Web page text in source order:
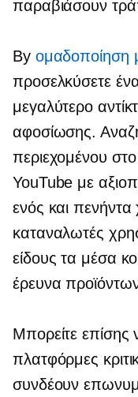
παραβιάσουν
By ομαδοποίηση
προσελκύσετε ένα
μεγαλύτερο
αφοσίωσης.
περιεχομένου
YouTube με
ενός και
καταναλωτές
είδους τα μέσα
έρευνα
Μπορείτε επίσης
πλατφόρμες
συνδέουν